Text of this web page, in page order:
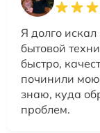
Я долго
бытовой
быстро,
починили
знаю, куда
проблем.